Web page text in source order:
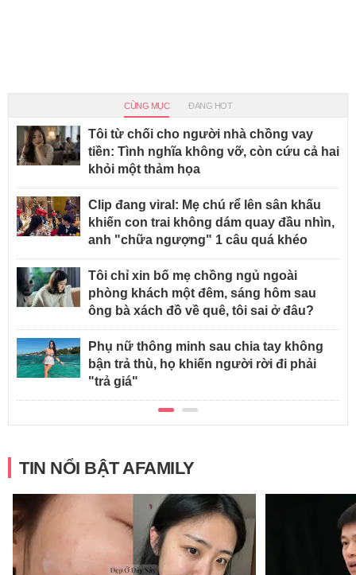
CÙNG MỤC ĐANG HOT
Tôi từ chối cho người nhà chồng vay
tiền: Tình nghĩa không vỡ, còn cứu cả hai
khỏi một thảm họa
Clip đang viral: Mẹ chú rể lên sân khấu
khiến con trai không dám quay đầu nhìn,
anh "chữa ngượng" 1 câu quá khéo
Tôi chỉ xin bố mẹ chồng ngủ ngoài
phòng khách một đêm, sáng hôm sau
ông bà xách đồ về quê, tôi sai ở đâu?
Phụ nữ thông minh sau chia tay không
bận trả thù, họ khiến người rời đi phải
"trả giá"
TIN NỔI BẬT AFAMILY